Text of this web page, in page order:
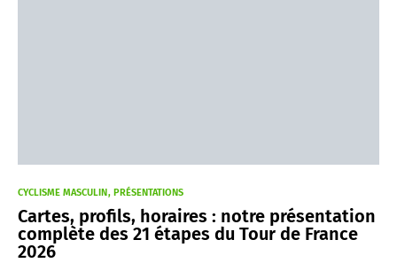
CYCLISME MASCULIN PRÉSENTATIONS
Cartes, profils, horaires : notre présentation
complète des 21 étapes du Tour de France
2026